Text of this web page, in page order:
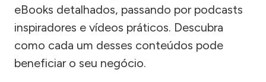
eBooks detalhados, passando por podcasts
inspiradores e vídeos práticos. Descubra
como cada um desses conteúdos pode
beneficiar o seu negócio.